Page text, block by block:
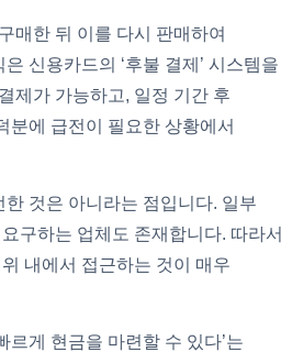
매한 뒤 이를 다시 판매하여
신용카드의 ‘후불 결제’ 시스템을
제가 가능하고, 일정 기간 후
분에 급전이 필요한 상황에서
것은 아니라는 점입니다. 일부
구하는 업체도 존재합니다. 따라서
내에서 접근하는 것이 매우
르게 현금을 마련할 수 있다’는